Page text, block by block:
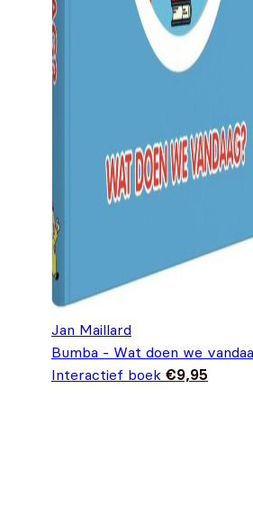
Jan Maillard
Bumba - Wat doen we
Interactief boek €9,95